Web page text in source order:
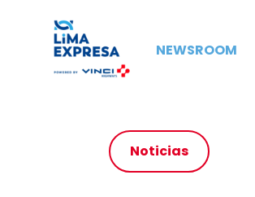
NEWSROOM
Noticias